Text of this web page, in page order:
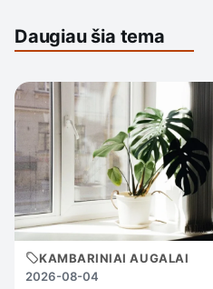
Daugiau šia tema
KAMBARINIAI AUGALAI
2026-08-04